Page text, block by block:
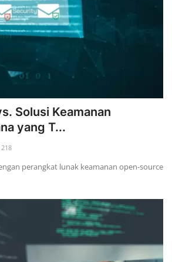
Solusi Keamanan
yang T...
218
perangkat lunak keamanan open-source